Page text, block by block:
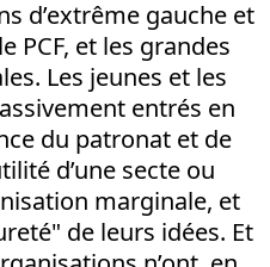
d’extrême gauche et
PCF, et les grandes
Les jeunes et les
entrés en
du patronat et de
d’une secte ou
marginale, et
de leurs idées. Et